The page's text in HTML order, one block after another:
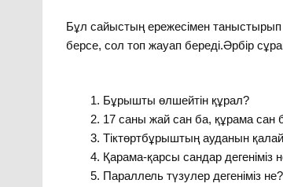
Бұл сайыстың ережесімен таныстырып
берсе, сол топ жауап береді.Әрбір
Бұрышты өлшейтін құрал?
17 саны жай сан ба, құрама сан
Тіктөртбұрыштың ауданын
Қарама-қарсы сандар дегеніміз
Параллель түзулер дегеніміз не?